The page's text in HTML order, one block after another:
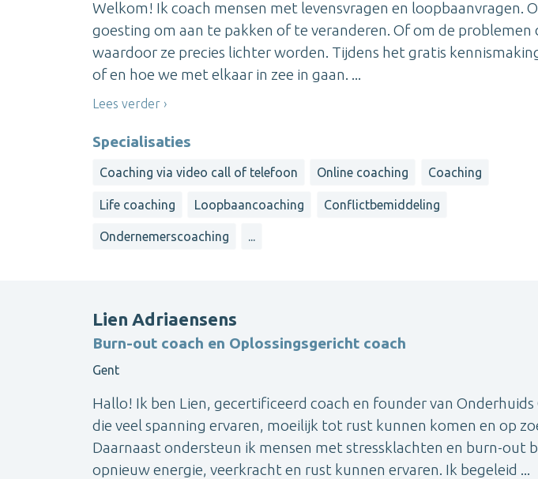
Welkom! Ik coach mensen met levensvragen en loopbaanvragen.
goesting om aan te pakken of te veranderen. Of om de problemen
waardoor ze precies lichter worden. Tijdens het gratis
of en hoe we met elkaar in zee in gaan. ...
Lees verder
Specialisaties
Coaching via video call of telefoon Online coaching Coaching
Life coaching Loopbaancoaching Conflictbemiddeling
Ondernemerscoaching ...
Lien Adriaensens
Burn-out coach en Oplossingsgericht coach
Gent
Hallo! Ik ben Lien, gecertificeerd coach en founder van Onderhuids
die veel spanning ervaren, moeilijk tot rust kunnen komen en op
Daarnaast ondersteun ik mensen met stressklachten en burn-out
opnieuw energie, veerkracht en rust kunnen ervaren. Ik begeleid ...